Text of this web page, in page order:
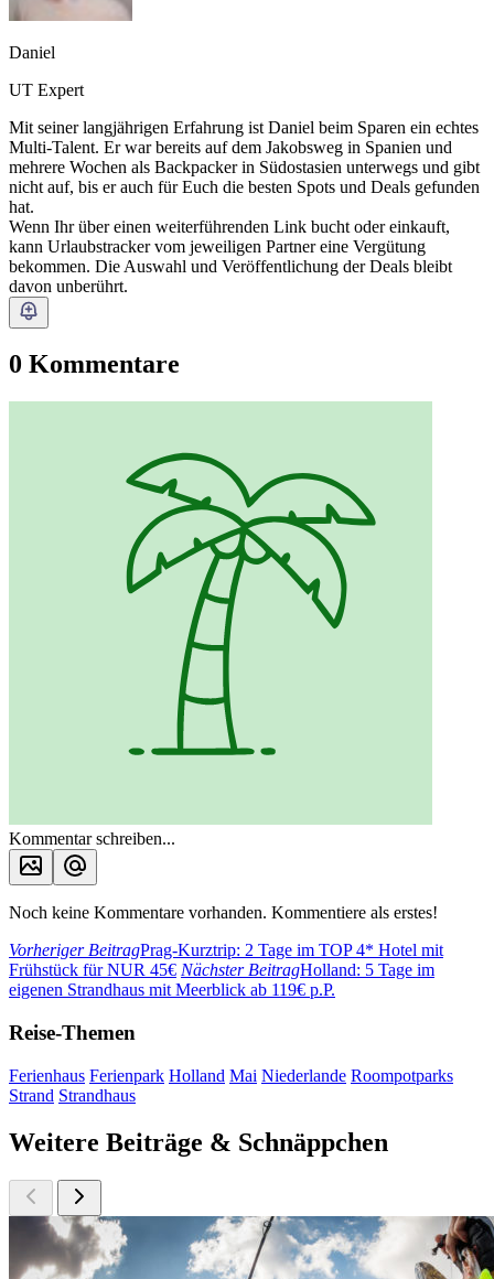
Daniel
UT Expert
Mit seiner langjährigen Erfahrung ist Daniel beim Sparen ein echtes
Multi-Talent. Er war bereits auf dem Jakobsweg in Spanien und
mehrere Wochen als Backpacker in Südostasien unterwegs und gibt
nicht auf, bis er auch für Euch die besten Spots und Deals gefunden
hat.
Wenn Ihr über einen weiterführenden Link bucht oder einkauft,
kann Urlaubstracker vom jeweiligen Partner eine Vergütung
bekommen. Die Auswahl und Veröffentlichung der Deals bleibt
davon unberührt.
0 Kommentare
Kommentar schreiben...
Noch keine Kommentare vorhanden. Kommentiere als erstes!
Vorheriger BeitragPrag-Kurztrip: 2 Tage im TOP 4* Hotel mit
Frühstück für NUR 45€ Nächster BeitragHolland: 5 Tage im
eigenen Strandhaus mit Meerblick ab 119€ p.P.
Reise-Themen
Ferienhaus Ferienpark Holland Mai Niederlande Roompotparks
Strand Strandhaus
Weitere Beiträge & Schnäppchen